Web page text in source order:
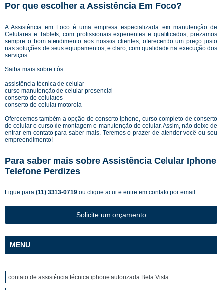
Por que escolher a Assistência Em Foco?
A Assistência em Foco é uma empresa especializada em manutenção de
Celulares e Tablets, com profissionais experientes e qualificados, prezamos
sempre o bom atendimento aos nossos clientes, oferecendo um preço justo
nas soluções de seus equipamentos, e claro, com qualidade na execução dos
serviços.
Saiba mais sobre nós:
assistência técnica de celular
curso manutenção de celular presencial
conserto de celulares
conserto de celular motorola
Oferecemos também a opção de conserto iphone, curso completo de conserto
de celular e curso de montagem e manutenção de celular. Assim, não deixe de
entrar em contato para saber mais. Teremos o prazer de atender você ou seu
empreendimento!
Para saber mais sobre Assistência Celular Iphone
Telefone Perdizes
Ligue para (11) 3313-0719 ou clique aqui e entre em contato por email.
Solicite um orçamento
MENU
contato de assistência técnica iphone autorizada Bela Vista